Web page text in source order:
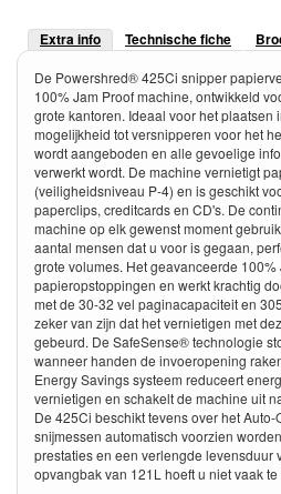
Extra info Technische fiche
De Powershred® 425Ci snipper
100% Jam Proof machine, ontwikkeld
grote kantoren. Ideaal voor het plaatsen
mogelijkheid tot versnipperen voor het
wordt aangeboden en alle gevoelige
verwerkt wordt. De machine vernietigt
(veiligheidsniveau P-4) en is geschikt
paperclips, creditcards en CD's. De
machine op elk gewenst moment
aantal mensen dat u voor is gegaan,
grote volumes. Het geavanceerde
papieropstoppingen en werkt krachtig
met de 30-32 vel paginacapaciteit en
zeker van zijn dat het vernietigen met
gebeurd. De SafeSense® technologie
wanneer handen de invoeropening
Energy Savings systeem reduceert
vernietigen en schakelt de machine uit
De 425Ci beschikt tevens over het
snijmessen automatisch voorzien
prestaties en een verlengde levensduur
opvangbak van 121L hoeft u niet vaak te